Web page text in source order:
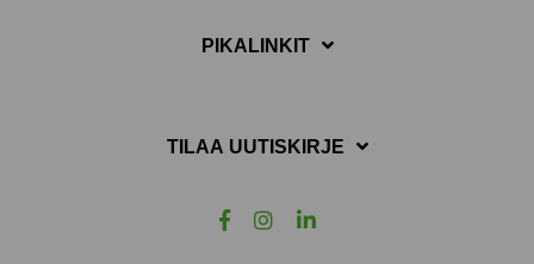
PIKALINKIT
TILAA UUTISKIRJE